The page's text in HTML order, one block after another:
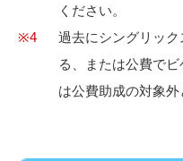
ください。
※4
過去にシングリッ
る、または公費で
は公費助成の対象外